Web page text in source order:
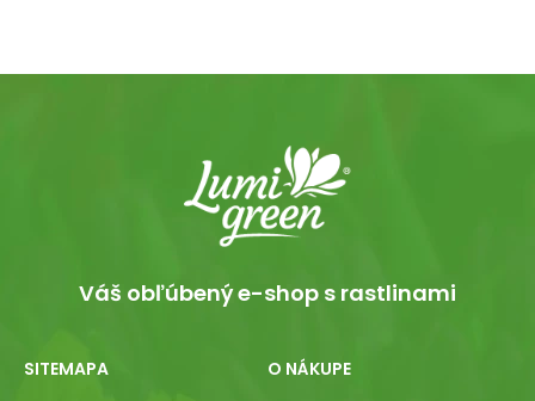
Váš obľúbený e-shop s rastlinami
SITEMAPA O NÁKUPE